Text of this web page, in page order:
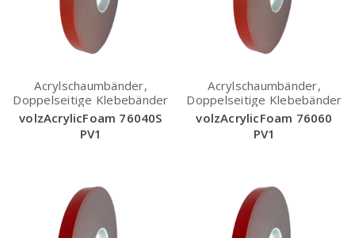
Acrylschaumbänder,
Doppelseitige Klebebänder
volzAcrylicFoam 76040S
PV1
Acrylschaumbänder,
Doppelseitige Klebebänder
volzAcrylicFoam 76060
PV1